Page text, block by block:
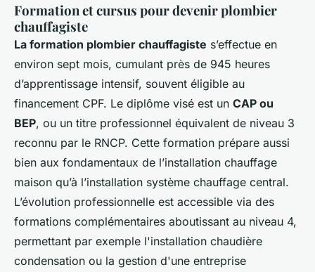
Formation et cursus pour devenir plombier
chauffagiste
La formation plombier chauffagiste s’effectue en
environ sept mois, cumulant près de 945 heures
d’apprentissage intensif, souvent éligible au
financement CPF. Le diplôme visé est un CAP ou
BEP, ou un titre professionnel équivalent de niveau 3
reconnu par le RNCP. Cette formation prépare aussi
bien aux fondamentaux de l’installation chauffage
maison qu’à l’installation système chauffage central.
L’évolution professionnelle est accessible via des
formations complémentaires aboutissant au niveau 4,
permettant par exemple l'installation chaudière
condensation ou la gestion d'une entreprise